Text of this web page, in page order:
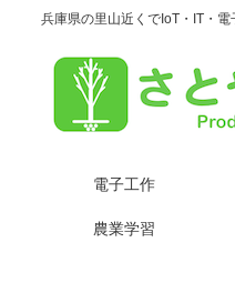
兵庫県の里山近くでIoT・IT・
電子工作
農業学習